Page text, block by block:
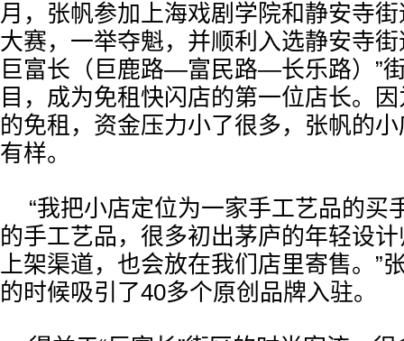
月，张帆参加上海戏剧学院和静安寺
大赛，一举夺魁，并顺利入选静安寺街
巨富长（巨鹿路—富民路—长乐路）”
目，成为免租快闪店的第一位店长。
的免租，资金压力小了很多，张帆的
有样。
“我把小店定位为一家手工艺品的买
的手工艺品，很多初出茅庐的年轻设
上架渠道，也会放在我们店里寄售。”
的时候吸引了40多个原创品牌入驻。